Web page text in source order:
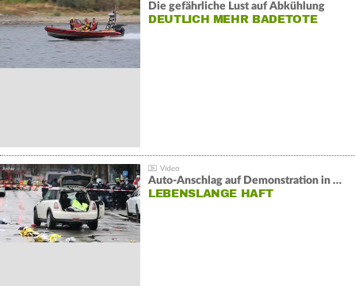
Die gefährliche Lust auf Abkühlung
DEUTLICH MEHR BADETOTE
Auto-Anschlag auf Demonstration in München:
LEBENSLANGE HAFT